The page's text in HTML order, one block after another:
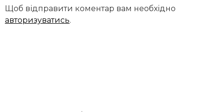
Щоб відправити коментар вам необхідно
авторизуватись.